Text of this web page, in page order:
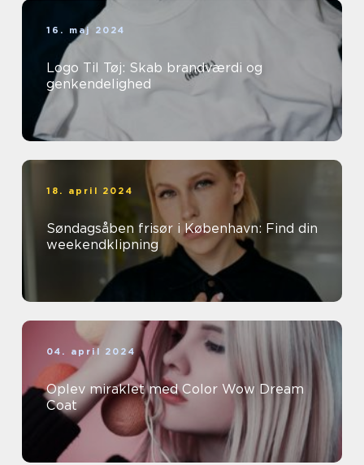
16. maj 2024
Logo Til Tøj: Skab brandværdi og
genkendelighed
18. april 2024
Søndagsåben frisør i København: Find din
weekendklipning
04. april 2024
Oplev miraklet med Color Wow Dream
Coat